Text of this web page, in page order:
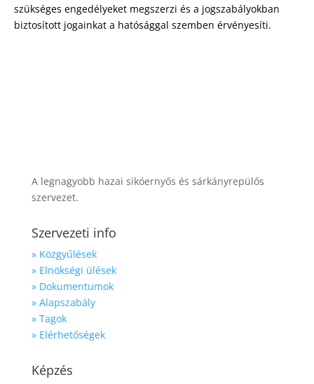
szükséges engedélyeket megszerzi és a jogszabályokban
biztosított jogainkat a hatósággal szemben érvényesíti.
A legnagyobb hazai sikóernyős és sárkányrepülős
szervezet.
Szervezeti info
» Közgyűlések
» Elnökségi ülések
» Dokumentumok
» Alapszabály
» Tagok
» Elérhetőségek
Képzés